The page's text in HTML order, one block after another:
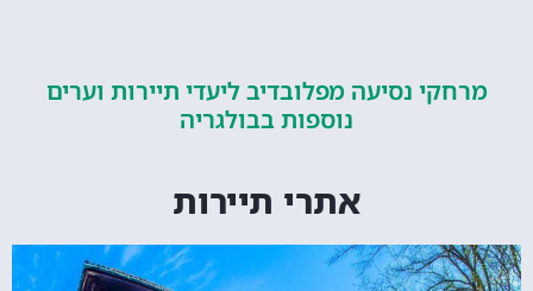
נסיעה מפלובדיב ליעדי תיירות וערים
נוספות בבולגריה
אתרי תיירות